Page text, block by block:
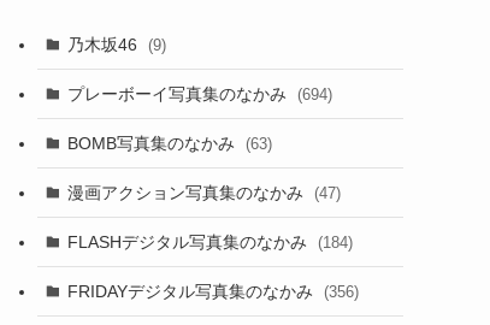
乃木坂46 (9)
プレーボーイ写真集のなかみ (694)
BOMB写真集のなかみ (63)
漫画アクション写真集のなかみ (47)
FLASHデジタル写真集のなかみ (184)
FRIDAYデジタル写真集のなかみ (356)